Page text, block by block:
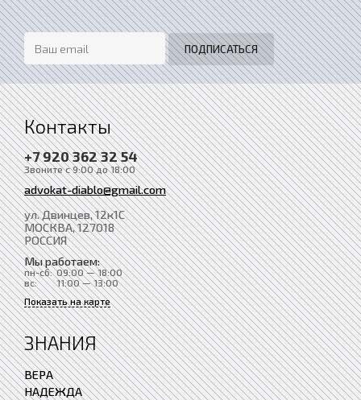
Контакты
+7 920 362 32 54
Звоните с 9:00 до 18:00
advokat-diablo@gmail.com
ул. Двинцев, 12к1С
МОСКВА, 127018
РОССИЯ
Мы работаем:
пн-сб: 09:00 — 18:00
вс:
11:00 — 13:00
Показать на карте
ЗНАНИЯ
ВЕРА
НАДЕЖДА